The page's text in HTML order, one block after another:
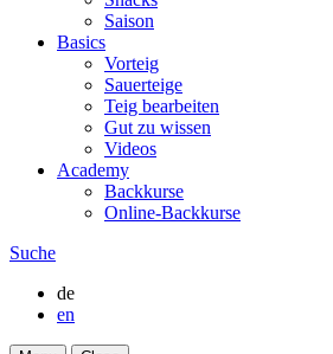
Saison
Basics
Vorteig
Sauerteige
Teig bearbeiten
Gut zu wissen
Videos
Academy
Backkurse
Online-Backkurse
Suche
de
en